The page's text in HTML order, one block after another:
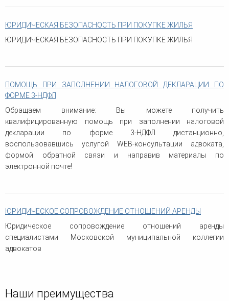
ЮРИДИЧЕСКАЯ БЕЗОПАСНОСТЬ ПРИ ПОКУПКЕ ЖИЛЬЯ
ЮРИДИЧЕСКАЯ БЕЗОПАСНОСТЬ ПРИ ПОКУПКЕ ЖИЛЬЯ
ПОМОЩЬ ПРИ ЗАПОЛНЕНИИ НАЛОГОВОЙ ДЕКЛАРАЦИИ ПО
ФОРМЕ 3-НДФЛ
Обращаем внимание: Вы можете получить
квалифицированную помощь при заполнении налоговой
декларации по форме 3-НДФЛ дистанционно,
воспользовавшись услугой WEB-консультации адвоката,
формой обратной связи и направив материалы по
электронной почте!
ЮРИДИЧЕСКОЕ СОПРОВОЖДЕНИЕ ОТНОШЕНИЙ АРЕНДЫ
Юридическое сопровождение отношений аренды
специалистами Московской муниципальной коллегии
адвокатов
Наши преимущества